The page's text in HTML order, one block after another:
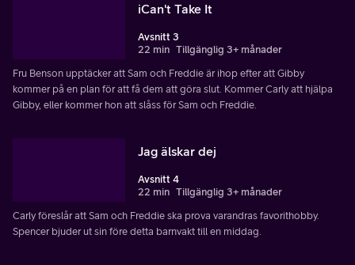
iCan't Take It
Avsnitt 3
22 min Tillgänglig 3+ månader
Fru Benson upptäcker att Sam och Freddie är ihop efter att Gibby
kommer på en plan för att få dem att göra slut. Kommer Carly att hjälpa
Gibby, eller kommer hon att slåss för Sam och Freddie.
Jag älskar dej
Avsnitt 4
22 min Tillgänglig 3+ månader
Carly föreslår att Sam och Freddie ska prova varandras favorithobby.
Spencer bjuder ut sin före detta barnvakt till en middag.